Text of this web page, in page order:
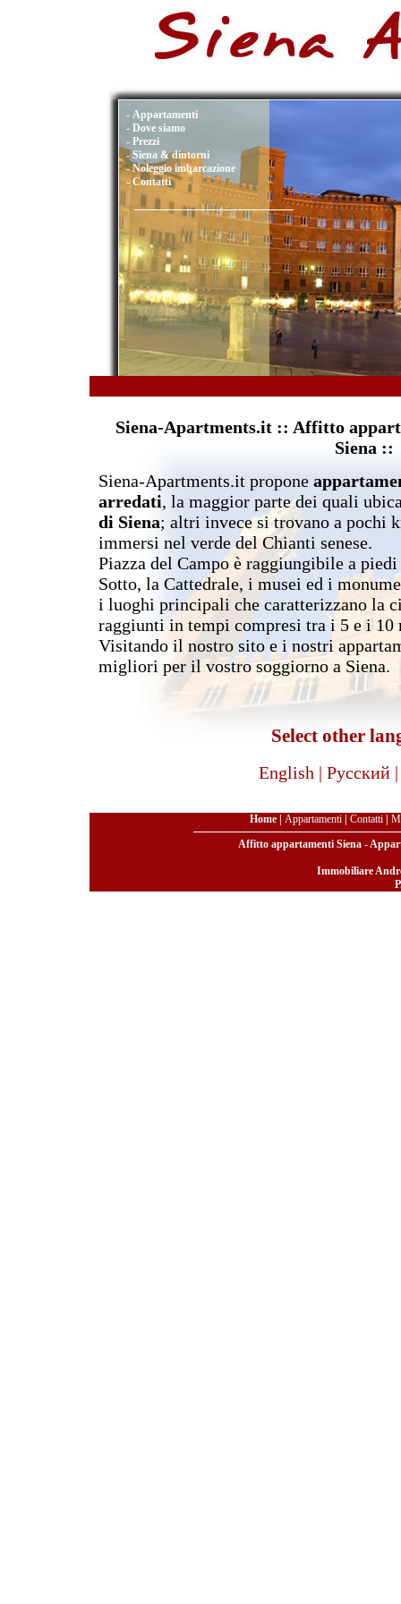
- Appartamenti
- Dove siamo
- Prezzi
-Siena & dintorni
-Noleggio imbarcazione
- Contatti
Siena-Apartments.it :: Affitto
Siena ::
Siena-Apartments.it propone
arredati, la maggior parte dei quali
di Siena; altri invece si trovano a pochi
immersi nel verde del Chianti senese.
Piazza del Campo è raggiungibile a
Sotto, la Cattedrale, i musei ed i
i luoghi principali che caratterizzano la
raggiunti in tempi compresi tra i 5 e i 10
Visitando il nostro sito e i nostri
migliori per il vostro soggiorno a Siena.
Select other
English | Pусский |
Home Appartamenti Contatti
Affitto appartamenti Siena -
Immobiliare